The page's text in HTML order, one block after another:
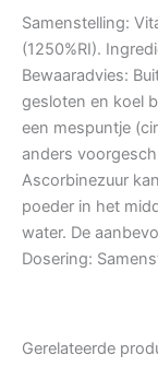
Samenstelling:
(1250%RI).
Bewaaradvies:
gesloten en koel
een mespuntje
anders
Ascorbinezuur
poeder in het
water. De
Dosering:
Gerelateerde